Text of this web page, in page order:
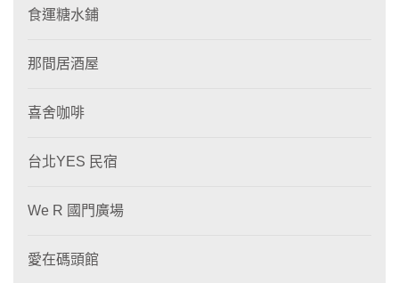
食運糖水鋪
那間居酒屋
喜舍咖啡
台北YES 民宿
We R 國門廣場
愛在碼頭館